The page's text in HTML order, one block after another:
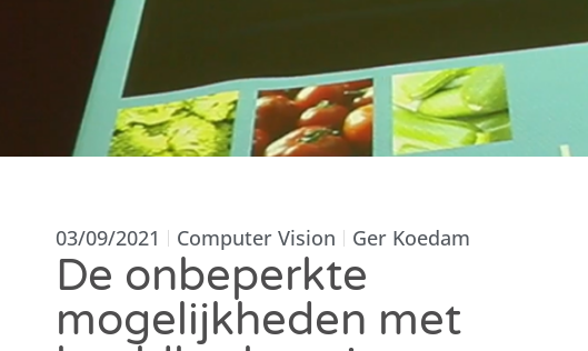
03/09/2021 Computer Vision Ger Koedam
De onbeperkte
mogelijkheden met